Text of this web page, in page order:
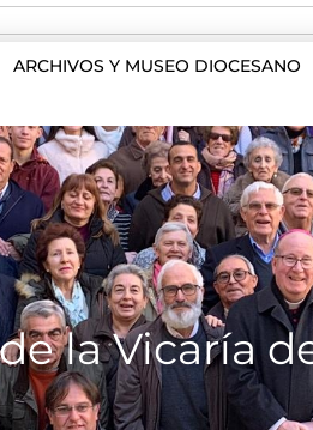
ARCHIVOS Y MUSEO DIOCESANO
la Vicaría